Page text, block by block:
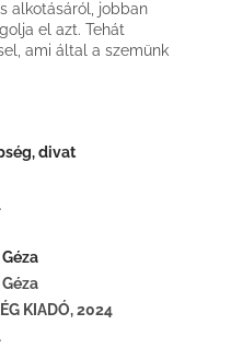
alkotásáról, jobban
el azt. Tehát
ami által a szemünk
divat
KIADÓ, 2024